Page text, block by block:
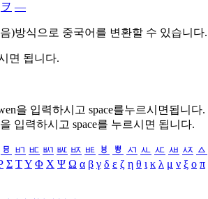
ヲ ―
)방식으로 중국어를 변환할 수 있습니다.
면 됩니다.
을 입력하시고 space를누르시면됩니다.
을 입력하시고 space를 누르시면 됩니다.
ㅱ ㅲ ㅳ ㅴ ㅵ ㅶ ㅷ ㅸ ㅹ ㅺ ㅻ ㅼ ㅽ ㅾ ㅿ
Σ ΤΥ Φ Χ Ψ Ω α β γ δ ε ζ η θ ι κ λ μ ν ξ ο π